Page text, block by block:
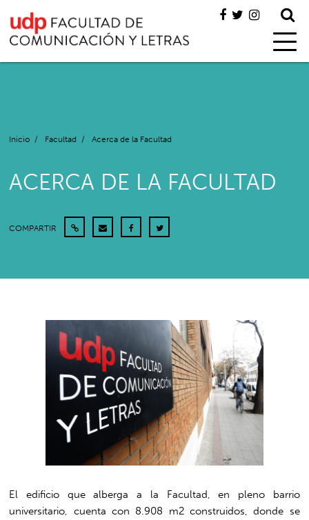
Inicio / Facultad / Acerca de la Facultad
ACERCA DE LA FACULTAD
COMPARTIR
El edificio que alberga a la Facultad, en pleno barrio
universitario, cuenta con 8.908 m2 construidos, donde se